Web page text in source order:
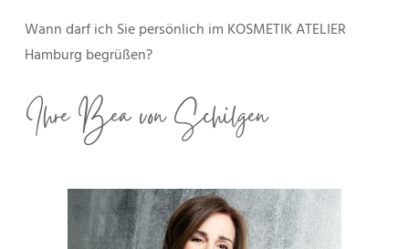
Wann darf ich Sie persönlich im KOSMETIK ATELIER
Hamburg begrüßen?
Ihre Bea von Schilgen